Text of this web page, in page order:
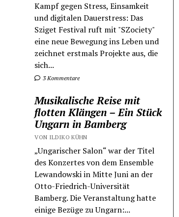
Kampf gegen Stress, Einsamkeit
und digitalen Dauerstress: Das
Sziget Festival ruft mit "SZociety"
eine neue Bewegung ins Leben und
zeichnet erstmals Projekte aus, die
sich...
3 Kommentare
Musikalische Reise mit
flotten Klängen – Ein Stück
Ungarn in Bamberg
VON ILDIKO KÜHN
„Ungarischer Salon“ war der Titel
des Konzertes von dem Ensemble
Lewandowski in Mitte Juni an der
Otto-Friedrich-Universität
Bamberg. Die Veranstaltung hatte
einige Bezüge zu Ungarn:...